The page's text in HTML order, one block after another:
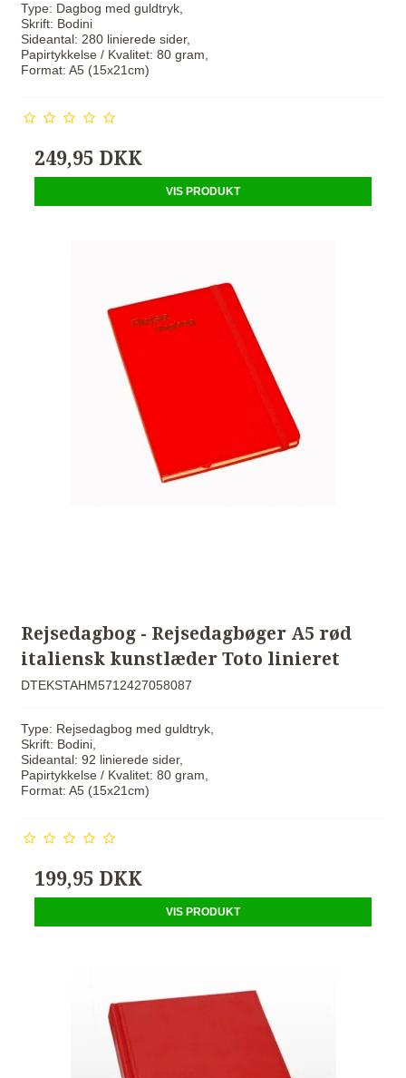
Type: Dagbog med guldtryk,
Skrift: Bodini
Sideantal: 280 linierede sider,
Papirtykkelse / Kvalitet: 80 gram,
Format: A5 (15x21cm)
249,95 DKK
VIS PRODUKT
Rejsedagbog - Rejsedagbøger A5 rød
italiensk kunstlæder Toto linieret
DTEKSTAHM5712427058087
Type: Rejsedagbog med guldtryk,
Skrift: Bodini,
Sideantal: 92 linierede sider,
Papirtykkelse / Kvalitet: 80 gram,
Format: A5 (15x21cm)
199,95 DKK
VIS PRODUKT